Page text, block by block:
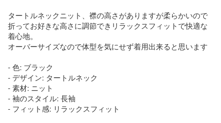
タートルネックニット、襟の高さがありますが柔らかいので
折ってお好きな高さに調節できリラックスフィットで快適な
着心地。
オーバーサイズなので体型を気にせず着用出来ると思います
- 色: ブラック
- デザイン: タートルネック
- 素材: ニット
- 袖のスタイル: 長袖
- フィット感: リラックスフィット